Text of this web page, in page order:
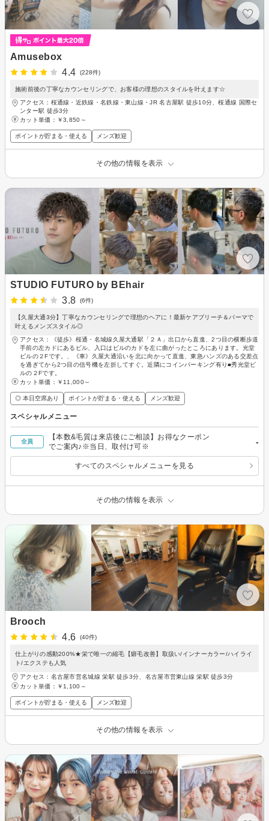
Amusebox
4.4
(228件)
施術前後の丁寧なカウンセリングで、お客様の理想のスタイルを叶えます☆
アクセス：桜通線・近鉄線・名鉄線・東山線・JR 名古屋駅 徒歩10分、桜通線 国際セ
ンター駅 徒歩3分
カット単価： ￥3,850～
ポイントが貯まる・使える メンズ歓迎
その他の情報を表示
STUDIO FUTURO by BEhair
3.8
(6件)
【久屋大通3分】丁寧なカウンセリングで理想のヘアに！最新ケアブリーチ＆パーマで
叶えるメンズスタイル◎
アクセス：《徒歩》桜通・名城線久屋大通駅「２Ａ」出口から直進、2つ目の横断歩道
手前の左カドにあるビル、入口はビルのカドを左に曲がったところにあります。光堂
ビルの２Fです。、《車》久屋大通沿いを北に向かって直進、東急ハンズのある交差点
を過ぎてから2つ目の信号機を左折してすぐ。近隣にコインパーキング有り■秀光堂ビ
ルの２Fです。
カット単価： ￥11,000～
◎ 本日空席あり ポイントが貯まる・使える メンズ歓迎
スペシャルメニュー
全員
【本数&毛質は来店後にご相談】お得なクーポン
でご案内♪※当日、取付け可※
-
すべてのスペシャルメニューを見る
その他の情報を表示
Brooch
4.6
(40件)
仕上がりの感動200%★栄で唯一の縮毛【癖毛改善】取扱い/インナーカラー/ハイライ
ト/エクステも人気
アクセス：名古屋市営名城線 栄駅 徒歩3分、名古屋市営東山線 栄駅 徒歩3分
カット単価： ￥1,100～
ポイントが貯まる・使える メンズ歓迎
その他の情報を表示